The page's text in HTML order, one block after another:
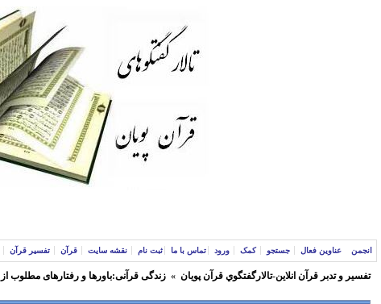
انجمن عناوین فعال جستجو کمک ورود تماس با ما ثبت نام نقشه سایت قرآن تفسیر قرآن
تفسير و‌ تدبر قرآن انلاين-تالارگفتگوي قرآن پویان » زندگی قرآنی:باورها و رفتارهای مطلوب